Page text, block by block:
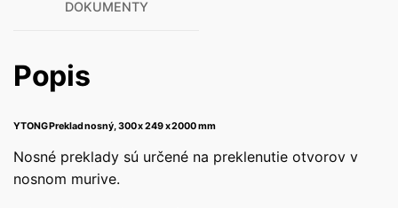
DOKUMENTY
Popis
YTONG Preklad nosný, 300 x 249 x 2000 mm
Nosné preklady sú určené na preklenutie otvorov v
nosnom murive.